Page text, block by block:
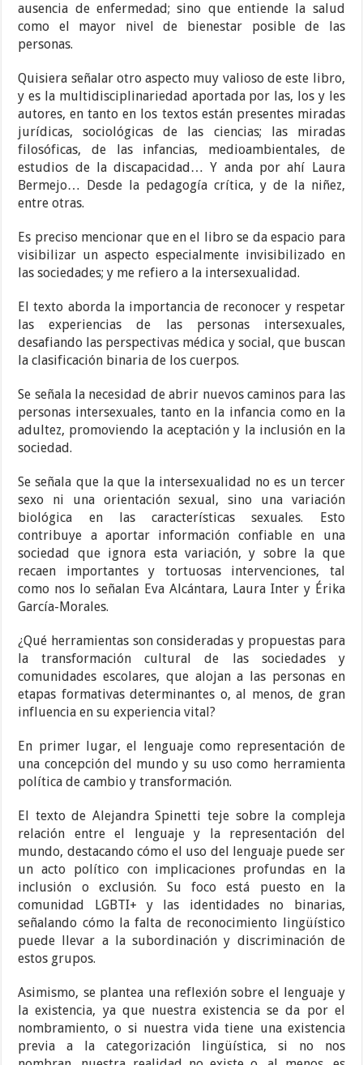
ausencia de enfermedad; sino que entiende la salud
como el mayor nivel de bienestar posible de las
personas.
Quisiera señalar otro aspecto muy valioso de este libro,
y es la multidisciplinariedad aportada por las, los y les
autores, en tanto en los textos están presentes miradas
jurídicas, sociológicas de las ciencias; las miradas
filosóficas, de las infancias, medioambientales, de
estudios de la discapacidad… Y anda por ahí Laura
Bermejo… Desde la pedagogía crítica, y de la niñez,
entre otras.
Es preciso mencionar que en el libro se da espacio para
visibilizar un aspecto especialmente invisibilizado en
las sociedades; y me refiero a la intersexualidad.
El texto aborda la importancia de reconocer y respetar
las experiencias de las personas intersexuales,
desafiando las perspectivas médica y social, que buscan
la clasificación binaria de los cuerpos.
Se señala la necesidad de abrir nuevos caminos para las
personas intersexuales, tanto en la infancia como en la
adultez, promoviendo la aceptación y la inclusión en la
sociedad.
Se señala que la que la intersexualidad no es un tercer
sexo ni una orientación sexual, sino una variación
biológica en las características sexuales. Esto
contribuye a aportar información confiable en una
sociedad que ignora esta variación, y sobre la que
recaen importantes y tortuosas intervenciones, tal
como nos lo señalan Eva Alcántara, Laura Inter y Érika
García-Morales.
¿Qué herramientas son consideradas y propuestas para
la transformación cultural de las sociedades y
comunidades escolares, que alojan a las personas en
etapas formativas determinantes o, al menos, de gran
influencia en su experiencia vital?
En primer lugar, el lenguaje como representación de
una concepción del mundo y su uso como herramienta
política de cambio y transformación.
El texto de Alejandra Spinetti teje sobre la compleja
relación entre el lenguaje y la representación del
mundo, destacando cómo el uso del lenguaje puede ser
un acto político con implicaciones profundas en la
inclusión o exclusión. Su foco está puesto en la
comunidad LGBTI+ y las identidades no binarias,
señalando cómo la falta de reconocimiento lingüístico
puede llevar a la subordinación y discriminación de
estos grupos.
Asimismo, se plantea una reflexión sobre el lenguaje y
la existencia, ya que nuestra existencia se da por el
nombramiento, o si nuestra vida tiene una existencia
previa a la categorización lingüística, si no nos